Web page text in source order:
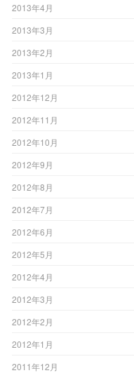
2013年4月
2013年3月
2013年2月
2013年1月
2012年12月
2012年11月
2012年10月
2012年9月
2012年8月
2012年7月
2012年6月
2012年5月
2012年4月
2012年3月
2012年2月
2012年1月
2011年12月